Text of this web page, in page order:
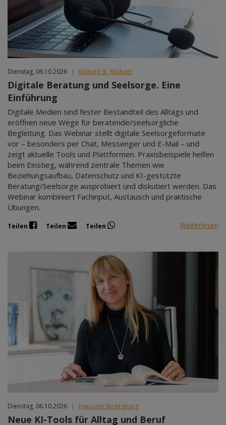
Dienstag, 06.10.2026 | Bildung St. Michael
Digitale Beratung und Seelsorge. Eine
Einführung
Digitale Medien sind fester Bestandteil des Alltags und
eröffnen neue Wege für beratende/seelsorgliche
Begleitung. Das Webinar stellt digitale Seelsorgeformate
vor – besonders per Chat, Messenger und E-Mail – und
zeigt aktuelle Tools und Plattformen. Praxisbeispiele helfen
beim Einstieg, während zentrale Themen wie
Beziehungsaufbau, Datenschutz und KI-gestützte
Beratung/Seelsorge ausprobiert und diskutiert werden. Das
Webinar kombiniert Fachinput, Austausch und praktische
Übungen.
Teilen Teilen Teilen Weiterlesen
Dienstag, 06.10.2026 | Haus der Begegnung
Neue KI-Tools für Alltag und Beruf